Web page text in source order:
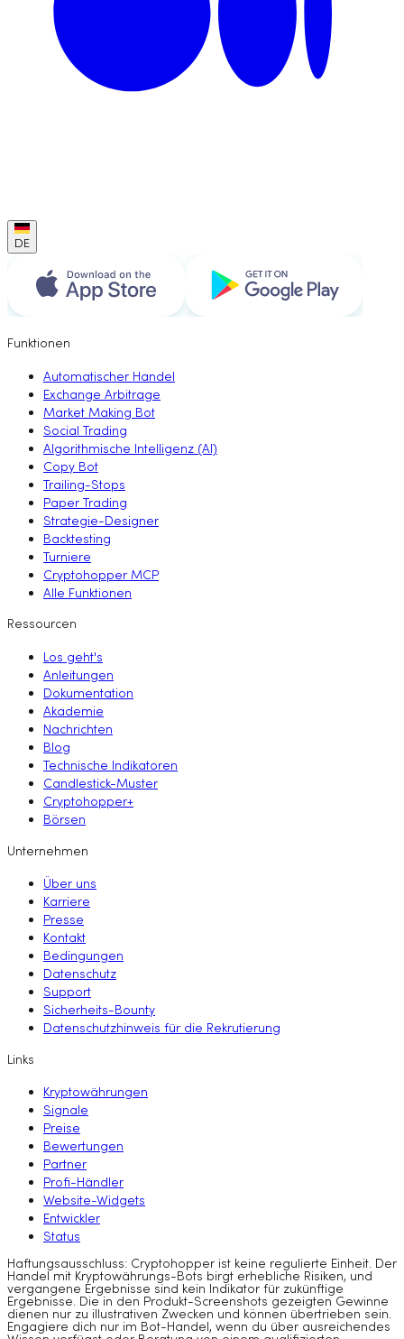
DE
Funktionen
Automatischer Handel
Exchange Arbitrage
Market Making Bot
Social Trading
Algorithmische Intelligenz (AI)
Copy Bot
Trailing-Stops
Paper Trading
Strategie-Designer
Backtesting
Turniere
Cryptohopper MCP
Alle Funktionen
Ressourcen
Los geht's
Anleitungen
Dokumentation
Akademie
Nachrichten
Blog
Technische Indikatoren
Candlestick-Muster
Cryptohopper+
Börsen
Unternehmen
Über uns
Karriere
Presse
Kontakt
Bedingungen
Datenschutz
Support
Sicherheits-Bounty
Datenschutzhinweis für die Rekrutierung
Links
Kryptowährungen
Signale
Preise
Bewertungen
Partner
Profi-Händler
Website-Widgets
Entwickler
Status
Haftungsausschluss: Cryptohopper ist keine regulierte Einheit. Der
Handel mit Kryptowährungs-Bots birgt erhebliche Risiken, und
vergangene Ergebnisse sind kein Indikator für zukünftige
Ergebnisse. Die in den Produkt-Screenshots gezeigten Gewinne
dienen nur zu illustrativen Zwecken und können übertrieben sein.
Engagiere dich nur im Bot-Handel, wenn du über ausreichendes